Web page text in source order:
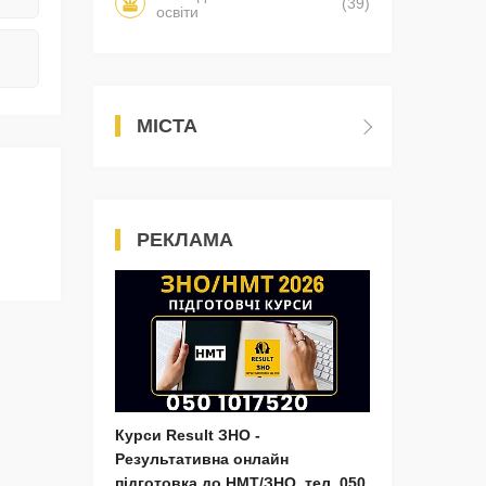
освіти
(39)
МІСТА
РЕКЛАМА
Курси Result ЗНО -
Результативна онлайн